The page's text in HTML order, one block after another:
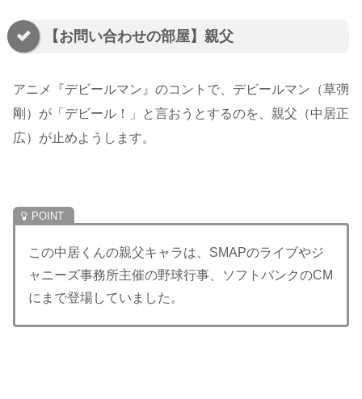
【お問い合わせの部屋】親父
アニメ『デビールマン』のコントで、デビールマン（草彅
剛）が「デビール！」と言おうとするのを、親父（中居正
広）が止めようします。
この中居くんの親父キャラは、SMAPのライブやジ
ャニーズ事務所主催の野球行事、ソフトバンクのCM
にまで登場していました。